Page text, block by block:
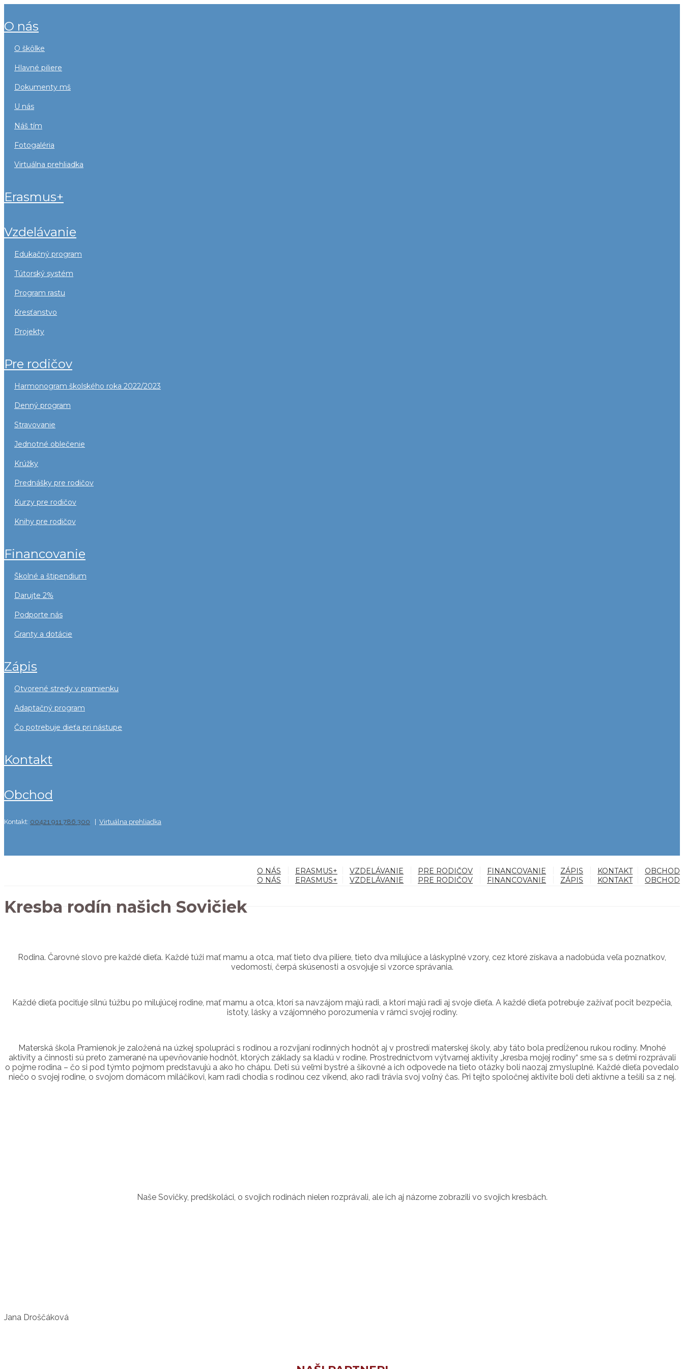
o nás
o škôlke
hlavné piliere
dokumenty mš
u nás
náš tím
fotogaléria
virtuálna prehliadka
erasmus+
vzdelávanie
edukačný program
tútorský systém
program rastu
kresťanstvo
projekty
pre rodičov
harmonogram školského roka 2022/2023
denný program
stravovanie
jednotné oblečenie
krúžky
prednášky pre rodičov
kurzy pre rodičov
knihy pre rodičov
financovanie
školné a štipendium
darujte 2%
podporte nás
granty a dotácie
zápis
otvorené stredy v pramienku
adaptačný program
čo potrebuje dieťa pri nástupe
kontakt
obchod
Kontakt: 00421 911 786 300 Virtuálna prehliadka
O NÁS ERASMUS+ VZDELÁVANIE PRE RODIČOV FINANCOVANIE ZÁPIS KONTAKT OBCHOD
O NÁS ERASMUS+ VZDELÁVANIE PRE RODIČOV FINANCOVANIE ZÁPIS KONTAKT OBCHOD
Kresba rodín našich Sovičiek
Rodina. Čarovné slovo pre každé dieťa. Každé túži mať mamu a otca, mať tieto dva piliere, tieto dva milujúce a láskyplné vzory, cez ktoré získava a nadobúda veľa poznatkov,
vedomostí, čerpá skúsenosti a osvojuje si vzorce správania.
Každé dieťa pociťuje silnú túžbu po milujúcej rodine, mať mamu a otca, ktorí sa navzájom majú radi, a ktorí majú radi aj svoje dieťa. A každé dieťa potrebuje zažívať pocit bezpečia,
istoty, lásky a vzájomného porozumenia v rámci svojej rodiny.
Materská škola Pramienok je založená na úzkej spolupráci s rodinou a rozvíjaní rodinných hodnôt aj v prostredí materskej školy, aby táto bola predĺženou rukou rodiny. Mnohé
aktivity a činnosti sú preto zamerané na upevňovanie hodnôt, ktorých základy sa kladú v rodine. Prostredníctvom výtvarnej aktivity „kresba mojej rodiny“ sme sa s deťmi rozprávali
o pojme rodina – čo si pod týmto pojmom predstavujú a ako ho chápu. Deti sú veľmi bystré a šikovné a ich odpovede na tieto otázky boli naozaj zmysluplné. Každé dieťa povedalo
niečo o svojej rodine, o svojom domácom miláčikovi, kam radi chodia s rodinou cez víkend, ako radi trávia svoj voľný čas. Pri tejto spoločnej aktivite boli deti aktívne a tešili sa z nej.
Naše Sovičky, predškoláci, o svojich rodinách nielen rozprávali, ale ich aj názorne zobrazili vo svojich kresbách.
Jana Droščáková